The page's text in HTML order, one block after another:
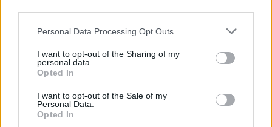
Personal Data Processing Opt Outs
I want to opt-out of the Sharing of my
personal data.
Opted In
I want to opt-out of the Sale of my
Personal Data.
Opted In
Klementa 869, Mladá Boleslav II)
06.08.2026 -Bosch Powertrain s.r.o. Jihlava • CNC operátor• mzda
Kč • náborový bonus 50.000 Kč • příspěvek na ubytování (Jihlava,
06.08.2026 - Bosch Powertrain s.r.o. • montážní dělník • mzda 44.700
týdenní zálohy na mzdu 2.000 Kč (Jihlava, okres Jihlava)
... další nabídky zaměstnání